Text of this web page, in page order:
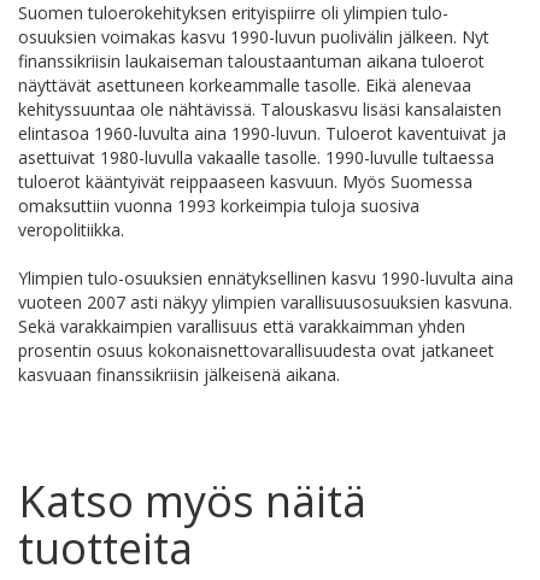
Suomen tuloerokehityksen erityispiirre oli ylimpien tulo-
osuuksien voimakas kasvu 1990-luvun puolivälin jälkeen. Nyt
finanssikriisin laukaiseman taloustaantuman aikana tuloerot
näyttävät asettuneen korkeammalle tasolle. Eikä alenevaa
kehityssuuntaa ole nähtävissä. Talouskasvu lisäsi kansalaisten
elintasoa 1960-luvulta aina 1990-luvun. Tuloerot kaventuivat ja
asettuivat 1980-luvulla vakaalle tasolle. 1990-luvulle tultaessa
tuloerot kääntyivät reippaaseen kasvuun. Myös Suomessa
omaksuttiin vuonna 1993 korkeimpia tuloja suosiva
veropolitiikka.
Ylimpien tulo-osuuksien ennätyksellinen kasvu 1990-luvulta aina
vuoteen 2007 asti näkyy ylimpien varallisuusosuuksien kasvuna.
Sekä varakkaimpien varallisuus että varakkaimman yhden
prosentin osuus kokonaisnettovarallisuudesta ovat jatkaneet
kasvuaan finanssikriisin jälkeisenä aikana.
Katso myös näitä
tuotteita